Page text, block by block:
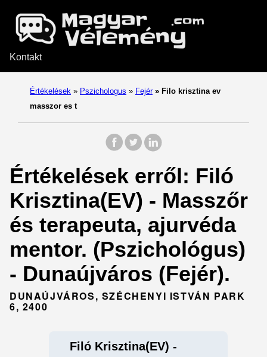
Kontakt
Értékelések » Pszichologus » Fejér » Filo krisztina ev
masszor es t
Értékelések erről: Filó
Krisztina(EV) - Masszőr
és terapeuta, ajurvéda
mentor. (Pszichológus)
- Dunaújváros (Fejér).
DUNAÚJVÁROS, SZÉCHENYI ISTVÁN PARK
6, 2400
Filó Krisztina(EV) -